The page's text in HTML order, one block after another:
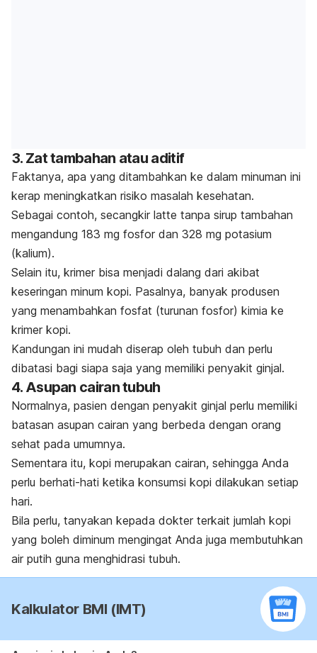
3. Zat tambahan atau aditif
Faktanya, apa yang ditambahkan ke dalam minuman ini
kerap meningkatkan risiko masalah kesehatan.
Sebagai contoh, secangkir latte tanpa sirup tambahan
mengandung 183 mg fosfor dan 328 mg potasium
(kalium).
Selain itu, krimer bisa menjadi dalang dari akibat
keseringan minum kopi. Pasalnya, banyak produsen
yang menambahkan fosfat (turunan fosfor) kimia ke
krimer kopi.
Kandungan ini mudah diserap oleh tubuh dan perlu
dibatasi bagi siapa saja yang memiliki penyakit ginjal.
4. Asupan cairan tubuh
Normalnya, pasien dengan penyakit ginjal perlu memiliki
batasan asupan cairan yang berbeda dengan orang
sehat pada umumnya.
Sementara itu, kopi merupakan cairan, sehingga Anda
perlu berhati-hati ketika konsumsi kopi dilakukan setiap
hari.
Bila perlu, tanyakan kepada dokter terkait jumlah kopi
yang boleh diminum mengingat Anda juga membutuhkan
air putih guna menghidrasi tubuh.
Kalkulator BMI (IMT)